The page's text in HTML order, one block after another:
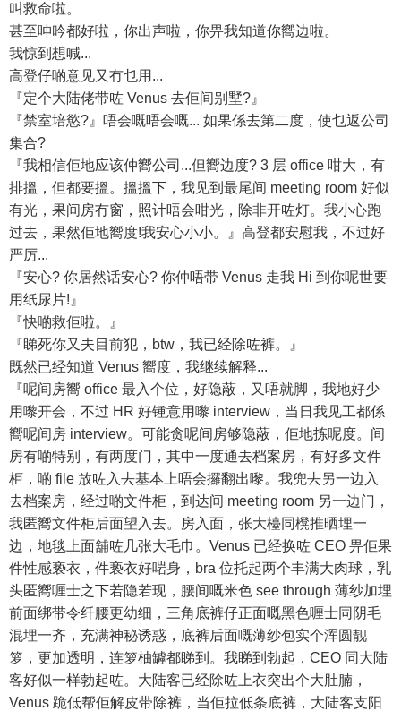
叫救命啦。
甚至呻吟都好啦，你出声啦，你畀我知道你嚮边啦。
我惊到想喊...
高登仔啲意见又冇乜用...
『定个大陆佬带咗 Venus 去佢间别墅?』
『禁室培慾?』唔会嘅唔会嘅... 如果係去第二度，使乜返公司
集合?
『我相信佢地应该仲嚮公司...但嚮边度? 3 层 office 咁大，有
排搵，但都要搵。搵搵下，我见到最尾间 meeting room 好似
有光，果间房冇窗，照计唔会咁光，除非开咗灯。我小心跑
过去，果然佢地嚮度!我安心小小。』高登都安慰我，不过好
严厉...
『安心? 你居然话安心? 你仲唔带 Venus 走我 Hi 到你呢世要
用纸尿片!』
『快啲救佢啦。』
『睇死你又夫目前犯，btw，我已经除咗裤。』
既然已经知道 Venus 嚮度，我继续解释...
『呢间房嚮 office 最入个位，好隐蔽，又唔就脚，我地好少
用嚟开会，不过 HR 好锺意用嚟 interview，当日我见工都係
嚮呢间房 interview。可能贪呢间房够隐蔽，佢地拣呢度。间
房有啲特别，有两度门，其中一度通去档案房，有好多文件
柜，啲 file 放咗入去基本上唔会攞翻出嚟。我兜去另一边入
去档案房，经过啲文件柜，到达间 meeting room 另一边门，
我匿嚮文件柜后面望入去。房入面，张大檯同櫈推晒埋一
边，地毯上面舖咗几张大毛巾。Venus 已经换咗 CEO 畀佢果
件性感亵衣，件亵衣好啱身，bra 位托起两个丰满大肉球，乳
头匿嚮喱士之下若隐若现，腰间嘅米色 see through 薄纱加埋
前面绑带令纤腰更幼细，三角底裤仔正面嘅黑色喱士同阴毛
混埋一齐，充满神秘诱惑，底裤后面嘅薄纱包实个浑圆靓
箩，更加透明，连箩柚罅都睇到。我睇到勃起，CEO 同大陆
客好似一样勃起咗。大陆客已经除咗上衣突出个大肚腩，
Venus 跪低帮佢解皮带除裤，当佢拉低条底裤，大陆客支阳